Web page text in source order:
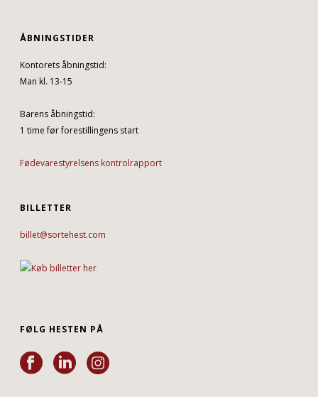
ÅBNINGSTIDER
Kontorets åbningstid:
Man kl. 13-15
Barens åbningstid:
1 time før forestillingens start
Fødevarestyrelsens kontrolrapport
BILLETTER
billet@sortehest.com
FØLG HESTEN PÅ